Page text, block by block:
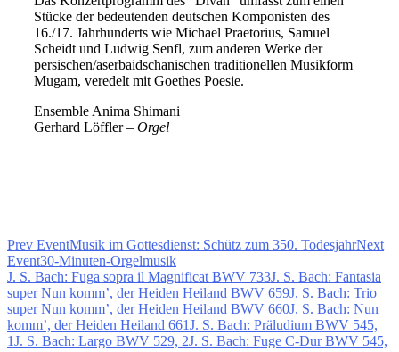
Stücke der bedeutenden deutschen Komponisten des
16./17. Jahrhunderts wie Michael Praetorius, Samuel
Scheidt und Ludwig Senfl, zum anderen Werke der
persischen/aserbaidschanischen traditionellen Musikform
Mugam, veredelt mit Goethes Poesie.
Ensemble Anima Shimani
Gerhard Löffler – Orgel
Prev EventMusik im Gottesdienst: Schütz zum 350. TodesjahrNext
Event30-Minuten-Orgelmusik
J. S. Bach: Fuga sopra il Magnificat BWV 733J. S. Bach: Fantasia
super Nun komm’, der Heiden Heiland BWV 659J. S. Bach: Trio
super Nun komm’, der Heiden Heiland BWV 660J. S. Bach: Nun
komm’, der Heiden Heiland 661J. S. Bach: Präludium BWV 545,
1J. S. Bach: Largo BWV 529, 2J. S. Bach: Fuge C-Dur BWV 545,